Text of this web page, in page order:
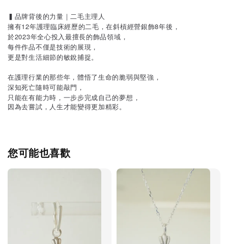
▍品牌背後的力量｜二毛主理人
擁有12年護理臨床經歷的二毛，在斜槓經營銀飾8年後，
於2023年全心投入最擅長的飾品領域，
每件作品不僅是技術的展現，
更是對生活細節的敏銳捕捉。
在護理行業的那些年，體悟了生命的脆弱與堅強，
深知死亡隨時可能敲門，
只能在有能力時，一步步完成自己的夢想，
因為去嘗試，人生才能變得更加精彩。
您可能也喜歡